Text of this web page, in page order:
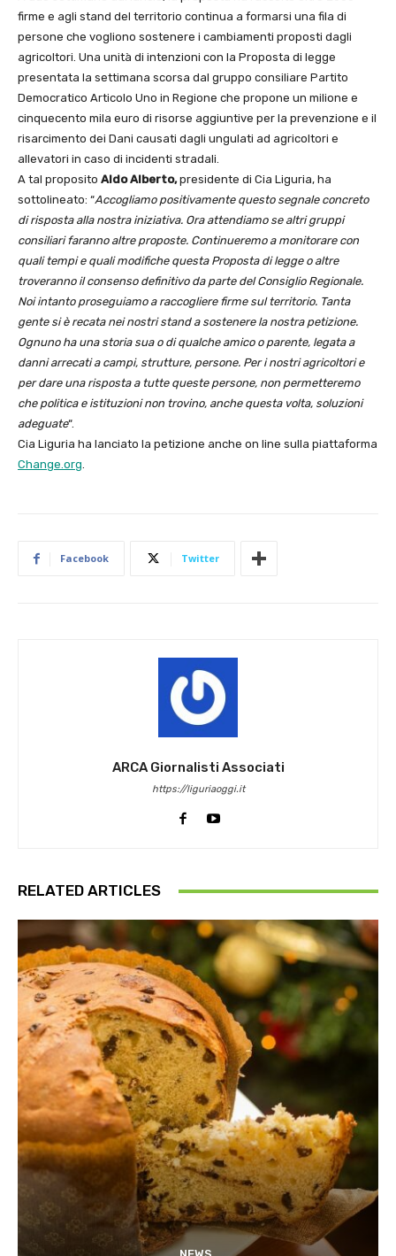
firme e agli stand del territorio continua a formarsi una fila di
persone che vogliono sostenere i cambiamenti proposti dagli
agricoltori. Una unità di intenzioni con la Proposta di legge
presentata la settimana scorsa dal gruppo consiliare Partito
Democratico Articolo Uno in Regione che propone un milione e
cinquecento mila euro di risorse aggiuntive per la prevenzione e il
risarcimento dei Dani causati dagli ungulati ad agricoltori e
allevatori in caso di incidenti stradali.
A tal proposito Aldo Alberto,presidente di Cia Liguria, ha
sottolineato: “Accogliamo positivamente questo segnale concreto
di risposta alla nostra iniziativa. Ora attendiamo se altri gruppi
consiliari faranno altre proposte. Continueremo a monitorare con
quali tempi e quali modifiche questa Proposta di legge o altre
troveranno il consenso definitivo da parte del Consiglio Regionale.
Noi intanto proseguiamo a raccogliere firme sul territorio. Tanta
gente si è recata nei nostri stand a sostenere la nostra petizione.
Ognuno ha una storia sua o di qualche amico o parente, legata a
danni arrecati a campi, strutture, persone. Per i nostri agricoltori e
per dare una risposta a tutte queste persone, non permetteremo
che politica e istituzioni non trovino, anche questa volta, soluzioni
adeguate“.
Cia Liguria ha lanciato la petizione anche on line sulla piattaforma
Change.org.
Facebook Twitter
ARCA Giornalisti Associati
https://liguriaoggi.it
RELATED ARTICLES